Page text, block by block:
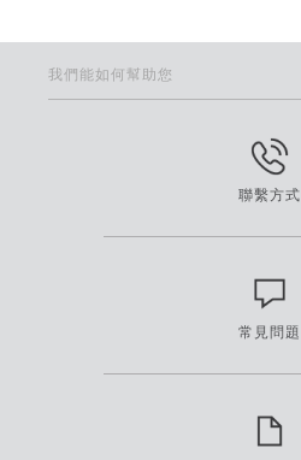
我們能如何幫助您
聯繫方式
常見問題